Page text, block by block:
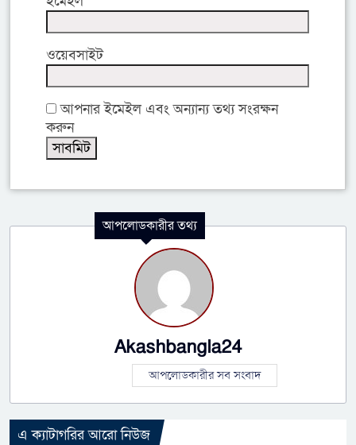
ওয়েবসাইট
আপনার ইমেইল এবং অন্যান্য তথ্য সংরক্ষন
করুন
আপলোডকারীর তথ্য
Akashbangla24
আপলোডকারীর সব সংবাদ
এ ক্যাটাগরির আরো নিউজ